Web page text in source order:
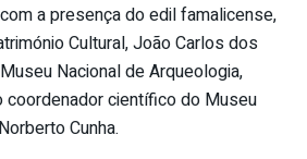
a presença do edil famalicense,
Cultural, João Carlos dos
Nacional de Arqueologia,
coordenador científico do Museu
Cunha.